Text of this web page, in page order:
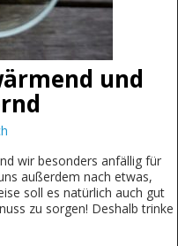
und
wir besonders anfällig für
außerdem nach etwas,
soll es natürlich auch gut
zu sorgen! Deshalb trinke